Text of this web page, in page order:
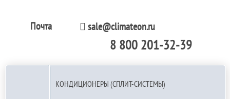
Почта sale@climateon.ru
8 800 201-32-39
КОНДИЦИОНЕРЫ (СПЛИТ-СИСТЕМЫ)